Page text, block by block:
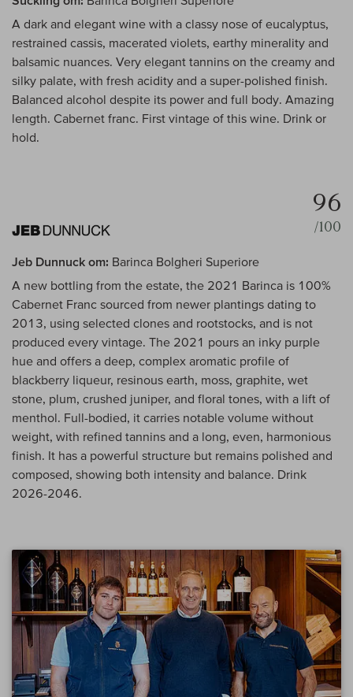
A dark and elegant wine with a classy nose of eucalyptus,
restrained cassis, macerated violets, earthy minerality and
balsamic nuances. Very elegant tannins on the creamy and
silky palate, with fresh acidity and a super-polished finish.
Balanced alcohol despite its power and full body. Amazing
length. Cabernet franc. First vintage of this wine. Drink or
hold.
96
/100
Jeb Dunnuck om: Barinca Bolgheri Superiore
A new bottling from the estate, the 2021 Barinca is 100%
Cabernet Franc sourced from newer plantings dating to
2013, using selected clones and rootstocks, and is not
produced every vintage. The 2021 pours an inky purple
hue and offers a deep, complex aromatic profile of
blackberry liqueur, resinous earth, moss, graphite, wet
stone, plum, crushed juniper, and floral tones, with a lift of
menthol. Full-bodied, it carries notable volume without
weight, with refined tannins and a long, even, harmonious
finish. It has a powerful structure but remains polished and
composed, showing both intensity and balance. Drink
2026-2046.